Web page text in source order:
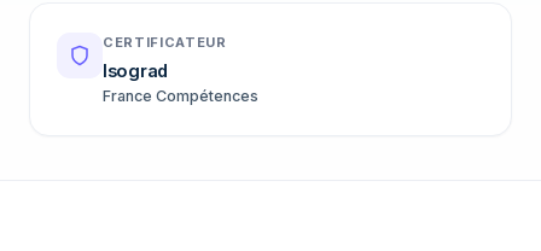
CERTIFICATEUR
Isograd
France Compétences